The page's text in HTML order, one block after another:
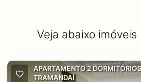
Veja abaixo imóveis
APARTAMENTO 2
TRAMANDAÍ